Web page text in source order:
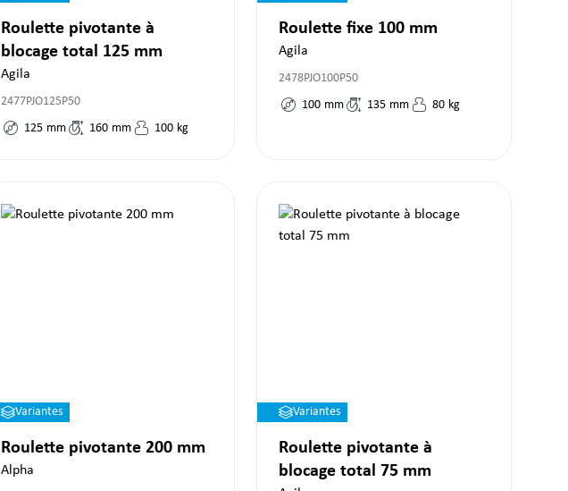
Roulette pivotante à
blocage total 125 mm
Agila
2477PJO125P50
125 mm 160 mm 100 kg
Roulette fixe 100 mm
Agila
2478PJO100P50
100 mm 135 mm 80 kg
Variantes
Roulette pivotante 200 mm
Alpha
Variantes
Roulette pivotante à
blocage total 75 mm